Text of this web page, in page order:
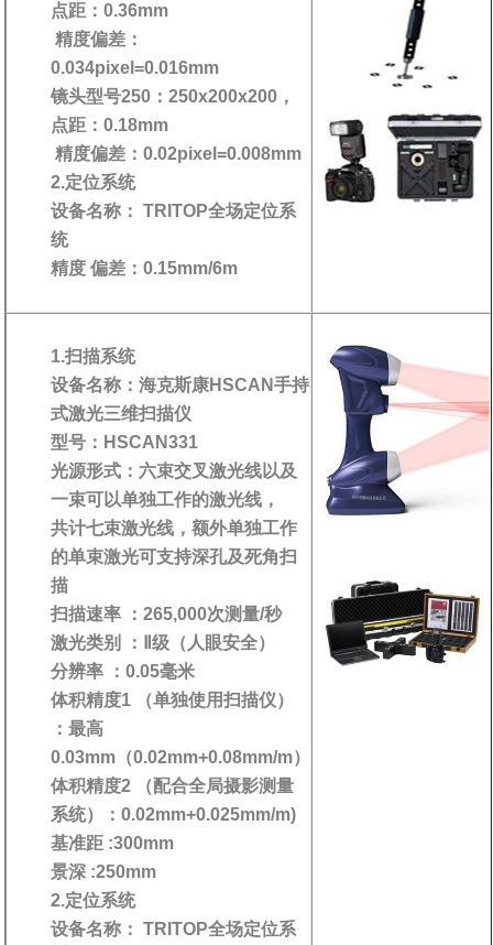
点距：0.36mm
精度偏差：
0.034pixel=0.016mm
镜头型号250：250x200x200，
点距：0.18mm
精度偏差：0.02pixel=0.008mm
2.定位系统
设备名称： TRITOP全场定位系
统
精度 偏差：0.15mm/6m
1.扫描系统
设备名称：海克斯康HSCAN手持
式激光三维扫描仪
型号：HSCAN331
光源形式：六束交叉激光线以及
一束可以单独工作的激光线，
共计七束激光线，额外单独工作
的单束激光可支持深孔及死角扫
描
扫描速率 ：265,000次测量/秒
激光类别 ：Ⅱ级（人眼安全）
分辨率 ：0.05毫米
体积精度1 （单独使用扫描仪）
：最高
0.03mm（0.02mm+0.08mm/m）
体积精度2 （配合全局摄影测量
系统）：0.02mm+0.025mm/m)
基准距 :300mm
景深 :250mm
2.定位系统
设备名称： TRITOP全场定位系